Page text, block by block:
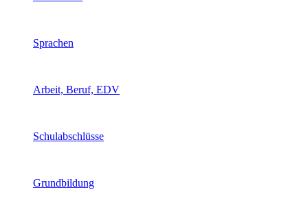
Sprachen
Arbeit, Beruf, EDV
Schulabschlüsse
Grundbildung